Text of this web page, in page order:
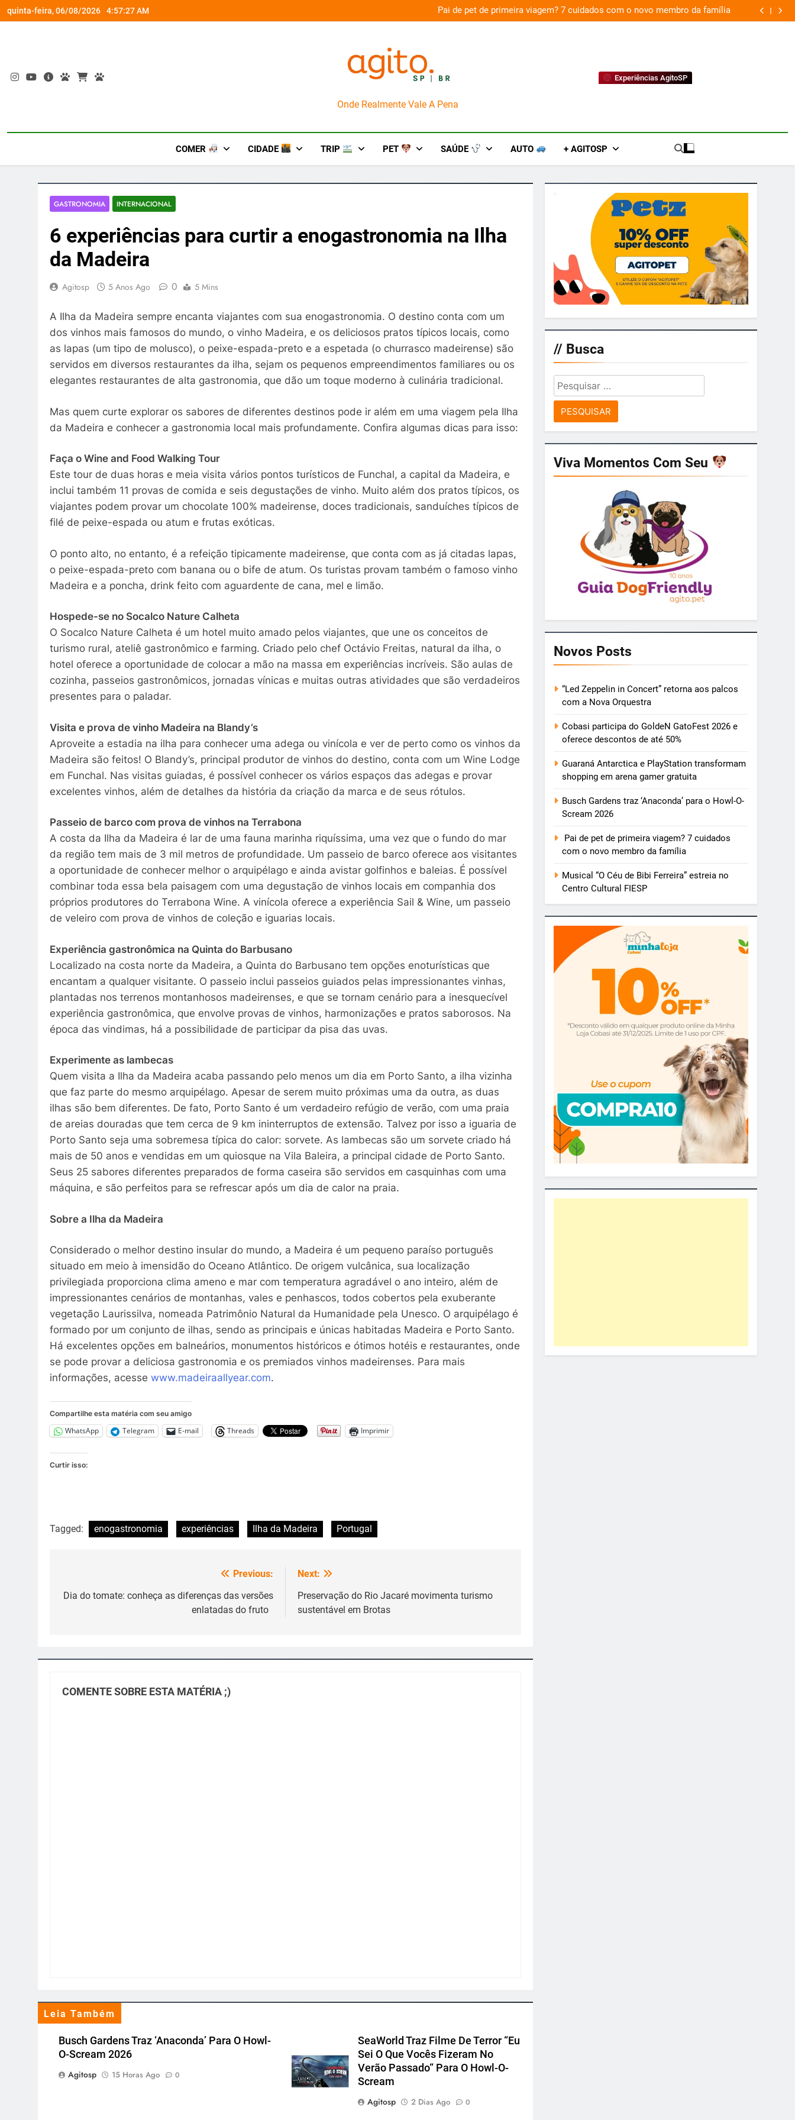
Skip
to
quinta-feira, 06/08/2026 4:57:28 AM
gamer gratuita Pai de pet de primeira viagem? 7 cuidados com o novo membro da família
AgitoSP
Onde Realmente Vale A Pena
Experiências AgitoSP
COMER CIDADE TRIP PET SAÚDE AUTO + AGITOSP
GASTRONOMIA INTERNACIONAL
6 experiências para curtir a enogastronomia na Ilha
da Madeira
Agitosp 5 Anos Ago 0 5 Mins
A Ilha da Madeira sempre encanta viajantes com sua enogastronomia. O destino conta com um
dos vinhos mais famosos do mundo, o vinho Madeira, e os deliciosos pratos típicos locais, como
as lapas (um tipo de molusco), o peixe-espada-preto e a espetada (o churrasco madeirense) são
servidos em diversos restaurantes da ilha, sejam os pequenos empreendimentos familiares ou os
elegantes restaurantes de alta gastronomia, que dão um toque moderno à culinária tradicional.
Mas quem curte explorar os sabores de diferentes destinos pode ir além em uma viagem pela Ilha
da Madeira e conhecer a gastronomia local mais profundamente. Confira algumas dicas para isso:
Faça o Wine and Food Walking Tour
Este tour de duas horas e meia visita vários pontos turísticos de Funchal, a capital da Madeira, e
inclui também 11 provas de comida e seis degustações de vinho. Muito além dos pratos típicos, os
viajantes podem provar um chocolate 100% madeirense, doces tradicionais, sanduíches típicos de
filé de peixe-espada ou atum e frutas exóticas.
O ponto alto, no entanto, é a refeição tipicamente madeirense, que conta com as já citadas lapas,
o peixe-espada-preto com banana ou o bife de atum. Os turistas provam também o famoso vinho
Madeira e a poncha, drink feito com aguardente de cana, mel e limão.
Hospede-se no Socalco Nature Calheta
O Socalco Nature Calheta é um hotel muito amado pelos viajantes, que une os conceitos de
turismo rural, ateliê gastronômico e farming. Criado pelo chef Octávio Freitas, natural da ilha, o
hotel oferece a oportunidade de colocar a mão na massa em experiências incríveis. São aulas de
cozinha, passeios gastronômicos, jornadas vínicas e muitas outras atividades que são verdadeiros
presentes para o paladar.
Visita e prova de vinho Madeira na Blandy’s
Aproveite a estadia na ilha para conhecer uma adega ou vinícola e ver de perto como os vinhos da
Madeira são feitos! O Blandy’s, principal produtor de vinhos do destino, conta com um Wine Lodge
em Funchal. Nas visitas guiadas, é possível conhecer os vários espaços das adegas e provar
excelentes vinhos, além de detalhes da história da criação da marca e de seus rótulos.
Passeio de barco com prova de vinhos na Terrabona
A costa da Ilha da Madeira é lar de uma fauna marinha riquíssima, uma vez que o fundo do mar
da região tem mais de 3 mil metros de profundidade. Um passeio de barco oferece aos visitantes
a oportunidade de conhecer melhor o arquipélago e ainda avistar golfinhos e baleias. É possível
combinar toda essa bela paisagem com uma degustação de vinhos locais em companhia dos
próprios produtores do Terrabona Wine. A vinícola oferece a experiência Sail & Wine, um passeio
de veleiro com prova de vinhos de coleção e iguarias locais.
Experiência gastronômica na Quinta do Barbusano
Localizado na costa norte da Madeira, a Quinta do Barbusano tem opções enoturísticas que
encantam a qualquer visitante. O passeio inclui passeios guiados pelas impressionantes vinhas,
plantadas nos terrenos montanhosos madeirenses, e que se tornam cenário para a inesquecível
experiência gastronômica, que envolve provas de vinhos, harmonizações e pratos saborosos. Na
época das vindimas, há a possibilidade de participar da pisa das uvas.
Experimente as lambecas
Quem visita a Ilha da Madeira acaba passando pelo menos um dia em Porto Santo, a ilha vizinha
que faz parte do mesmo arquipélago. Apesar de serem muito próximas uma da outra, as duas
ilhas são bem diferentes. De fato, Porto Santo é um verdadeiro refúgio de verão, com uma praia
de areias douradas que tem cerca de 9 km ininterruptos de extensão. Talvez por isso a iguaria de
Porto Santo seja uma sobremesa típica do calor: sorvete. As lambecas são um sorvete criado há
mais de 50 anos e vendidas em um quiosque na Vila Baleira, a principal cidade de Porto Santo.
Seus 25 sabores diferentes preparados de forma caseira são servidos em casquinhas com uma
máquina, e são perfeitos para se refrescar após um dia de calor na praia.
Sobre a Ilha da Madeira
Considerado o melhor destino insular do mundo, a Madeira é um pequeno paraíso português
situado em meio à imensidão do Oceano Atlântico. De origem vulcânica, sua localização
privilegiada proporciona clima ameno e mar com temperatura agradável o ano inteiro, além de
impressionantes cenários de montanhas, vales e penhascos, todos cobertos pela exuberante
vegetação Laurissilva, nomeada Patrimônio Natural da Humanidade pela Unesco. O arquipélago é
formado por um conjunto de ilhas, sendo as principais e únicas habitadas Madeira e Porto Santo.
Há excelentes opções em balneários, monumentos históricos e ótimos hotéis e restaurantes, onde
se pode provar a deliciosa gastronomia e os premiados vinhos madeirenses. Para mais
informações, acesse www.madeiraallyear.com.
Compartilhe esta matéria com seu amigo
WhatsApp Telegram E-mail Threads Imprimir
Curtir isso:
Tagged: enogastronomia experiências Ilha da Madeira Portugal
de
Previous:
Dia do tomate: conheça as diferenças das versões
enlatadas do fruto
Next:
Preservação do Rio Jacaré movimenta turismo
sustentável em Brotas
COMENTE SOBRE ESTA MATÉRIA ;)
Leia Também
Busch Gardens Traz ‘Anaconda’ Para O Howl-
O-Scream 2026
Agitosp
15 Horas Ago 0
SeaWorld Traz Filme De Terror “Eu
Sei O Que Vocês Fizeram No
Verão Passado“ Para O Howl-O-
Scream
Agitosp
2 Dias Ago 0
// Busca
Pesquisar
por:
Viva Momentos Com Seu
Novos Posts
“Led Zeppelin in Concert” retorna aos palcos
com a Nova Orquestra
Cobasi participa do GoldeN GatoFest 2026 e
oferece descontos de até 50%
Guaraná Antarctica e PlayStation transformam
shopping em arena gamer gratuita
Busch Gardens traz ‘Anaconda’ para o Howl-O-
Scream 2026
Pai de pet de primeira viagem? 7 cuidados
com o novo membro da família
Musical “O Céu de Bibi Ferreira” estreia no
Centro Cultural FIESP